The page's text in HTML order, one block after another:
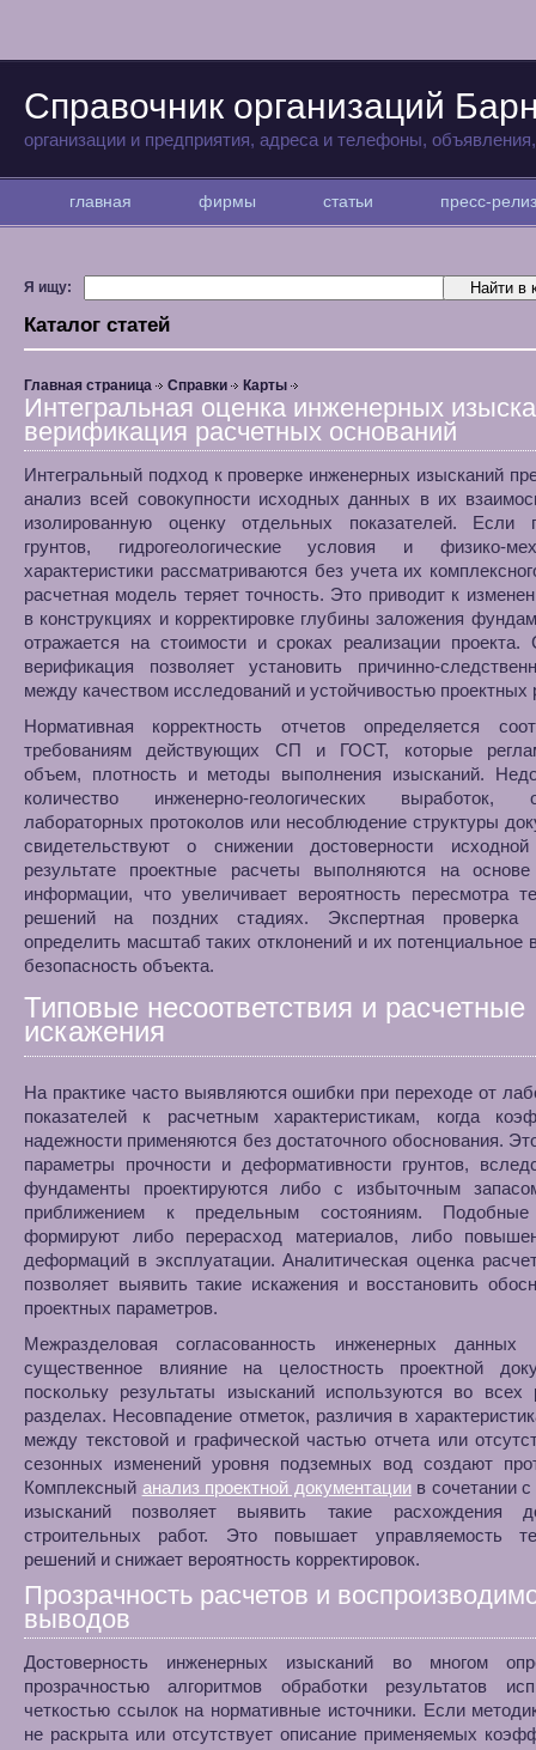
Справочник организаций
организации и предприятия, адреса и телефоны,
главная фирмы статьи пресс-
Я ищу:
Каталог статей
Главная страница Справки Карты
Интегральная оценка инженерных
верификация расчетных оснований
Интегральный подход к проверке инженерных изысканий
анализ всей совокупности исходных данных в их
изолированную оценку отдельных показателей. Если
грунтов, гидрогеологические условия и физико-
характеристики рассматриваются без учета их
расчетная модель теряет точность. Это приводит к
в конструкциях и корректировке глубины заложения
отражается на стоимости и сроках реализации проекта.
верификация позволяет установить причинно-
между качеством исследований и устойчивостью проектных
Нормативная корректность отчетов определяется
требованиям действующих СП и ГОСТ, которые
объем, плотность и методы выполнения изысканий.
количество инженерно-геологических выработок,
лабораторных протоколов или несоблюдение структуры
свидетельствуют о снижении достоверности
результате проектные расчеты выполняются на
информации, что увеличивает вероятность пересмотра
решений на поздних стадиях. Экспертная проверка
определить масштаб таких отклонений и их потенциальное
безопасность объекта.
Типовые несоответствия и расчетные
искажения
На практике часто выявляются ошибки при переходе от
показателей к расчетным характеристикам, когда
надежности применяются без достаточного обоснования.
параметры прочности и деформативности грунтов,
фундаменты проектируются либо с избыточным
приближением к предельным состояниям.
формируют либо перерасход материалов, либо
деформаций в эксплуатации. Аналитическая оценка
позволяет выявить такие искажения и восстановить
проектных параметров.
Межразделовая согласованность инженерных данных
существенное влияние на целостность проектной
поскольку результаты изысканий используются во всех
разделах. Несовпадение отметок, различия в
между текстовой и графической частью отчета или
сезонных изменений уровня подземных вод создают
Комплексный анализ проектной документациив сочетании с
изысканий позволяет выявить такие расхождения
строительных работ. Это повышает управляемость
решений и снижает вероятность корректировок.
Прозрачность расчетов и
выводов
Достоверность инженерных изысканий во многом
прозрачностью алгоритмов обработки результатов
четкостью ссылок на нормативные источники. Если
не раскрыта или отсутствует описание применяемых